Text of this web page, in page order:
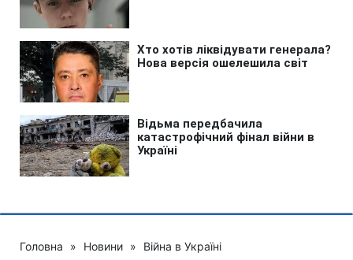
Головна » Новини » Війна в Україні